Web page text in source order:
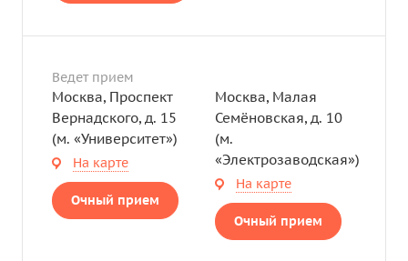
Ведет прием
Москва, Проспект
Вернадского, д. 15
(м. «Университет»)
На карте
Очный прием
Москва, Малая
Семёновская, д. 10
(м.
«Электрозаводская»)
На карте
Очный прием